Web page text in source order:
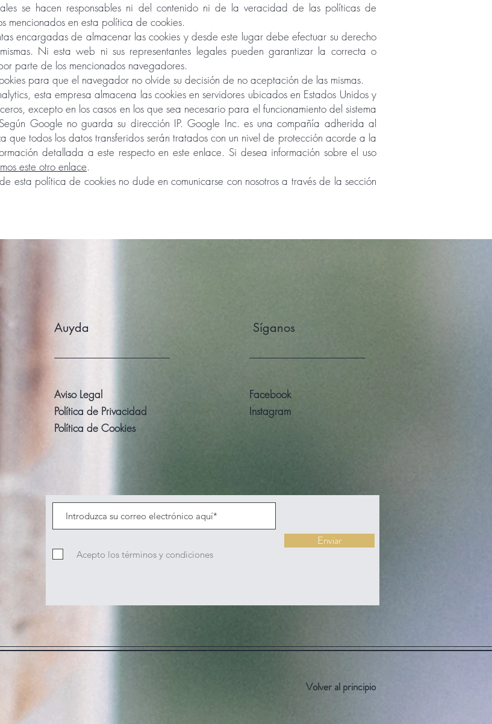
se hacen responsables ni del contenido ni de la veracidad de las políticas de
mencionados en esta política de cookies.
encargadas de almacenar las cookies y desde este lugar debe efectuar su derecho
Ni esta web ni sus representantes legales pueden garantizar la correcta o
parte de los mencionados navegadores.
para que el navegador no olvide su decisión de no aceptación de las mismas.
esta empresa almacena las cookies en servidores ubicados en Estados Unidos y
excepto en los casos en los que sea necesario para el funcionamiento del sistema
Google no guarda su dirección IP. Google Inc. es una compañía adherida al
que todos los datos transferidos serán tratados con un nivel de protección acorde a la
detallada a este respecto en este enlace. Si desea información sobre el uso
este otro enlace.
esta política de cookies no dude en comunicarse con nosotros a través de la sección
Auyda
Aviso Legal
Política de Privacidad
Política de Cookies
Síganos
Facebook
Instagram
Acepto los términos y condiciones
Enviar
Volver al principio